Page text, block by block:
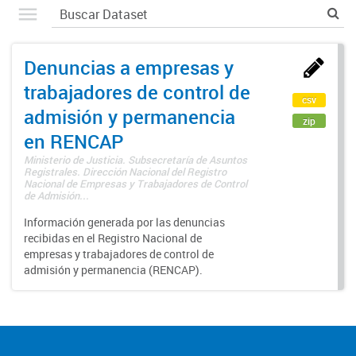
Denuncias a empresas y
trabajadores de control de
admisión y permanencia
en RENCAP
Ministerio de Justicia. Subsecretaría de Asuntos
Registrales. Dirección Nacional del Registro
Nacional de Empresas y Trabajadores de Control
de Admisión...
Información generada por las denuncias
recibidas en el Registro Nacional de
empresas y trabajadores de control de
admisión y permanencia (RENCAP).
csv
zip